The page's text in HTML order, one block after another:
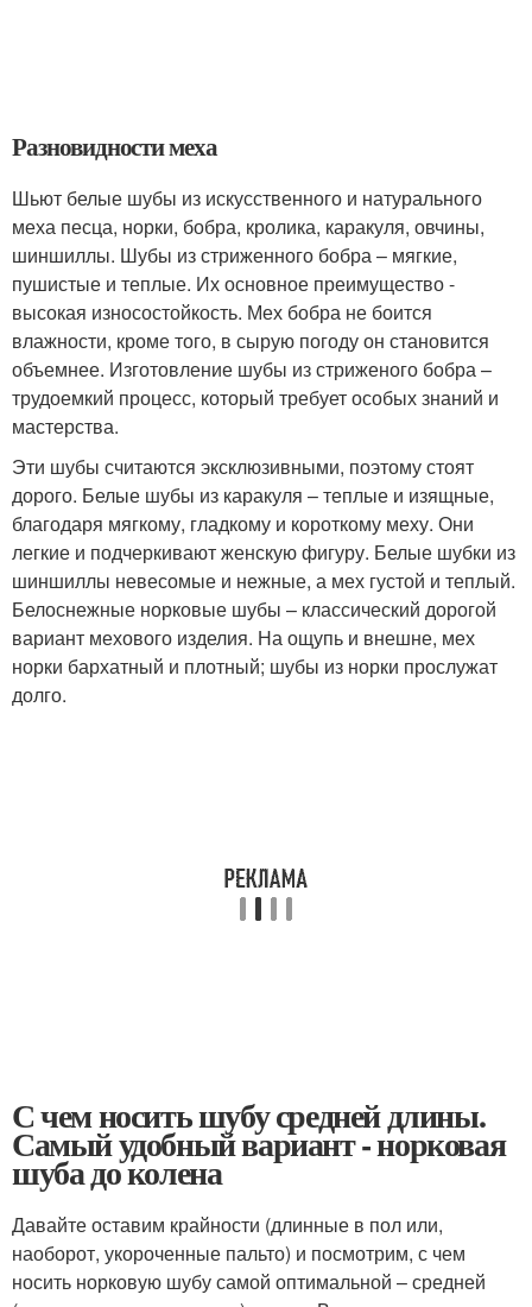
Разновидности меха
Шьют белые шубы из искусственного и натурального
меха песца, норки, бобра, кролика, каракуля, овчины,
шиншиллы. Шубы из стриженного бобра – мягкие,
пушистые и теплые. Их основное преимущество -
высокая износостойкость. Мех бобра не боится
влажности, кроме того, в сырую погоду он становится
объемнее. Изготовление шубы из стриженого бобра –
трудоемкий процесс, который требует особых знаний и
мастерства.
Эти шубы считаются эксклюзивными, поэтому стоят
дорого. Белые шубы из каракуля – теплые и изящные,
благодаря мягкому, гладкому и короткому меху. Они
легкие и подчеркивают женскую фигуру. Белые шубки из
шиншиллы невесомые и нежные, а мех густой и теплый.
Белоснежные норковые шубы – классический дорогой
вариант мехового изделия. На ощупь и внешне, мех
норки бархатный и плотный; шубы из норки прослужат
долго.
С чем носить шубу средней длины.
Самый удобный вариант - норковая
шуба до колена
Давайте оставим крайности (длинные в пол или,
наоборот, укороченные пальто) и посмотрим, с чем
носить норковую шубу самой оптимальной – средней